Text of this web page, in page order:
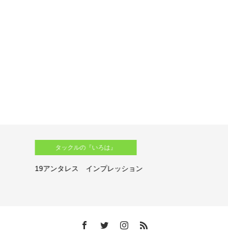
タックルの『いろは』
19アンタレス インプレッション